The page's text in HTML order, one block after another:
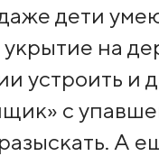
дети
на
устроить и
с
А